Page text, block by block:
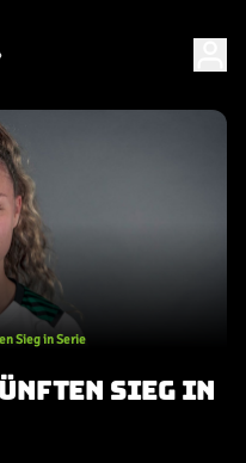
Sieg in Serie
SIEG IN